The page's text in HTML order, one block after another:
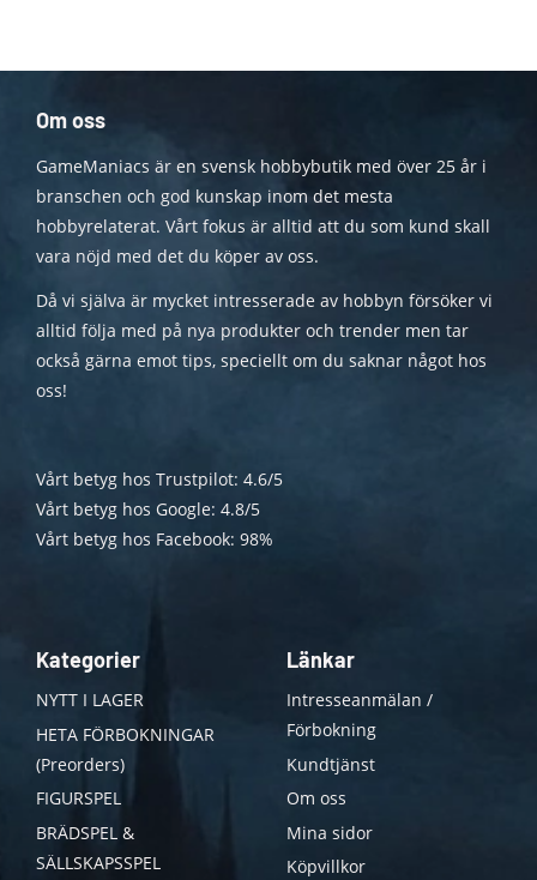
Om oss
GameManiacs är en svensk hobbybutik med över 25 år i
branschen och god kunskap inom det mesta
hobbyrelaterat. Vårt fokus är alltid att du som kund skall
vara nöjd med det du köper av oss.
Då vi själva är mycket intresserade av hobbyn försöker vi
alltid följa med på nya produkter och trender men tar
också gärna emot tips, speciellt om du saknar något hos
oss!
Vårt betyg hos Trustpilot: 4.6/5
Vårt betyg hos Google: 4.8/5
Vårt betyg hos Facebook: 98%
Kategorier
NYTT I LAGER
HETA FÖRBOKNINGAR
(Preorders)
FIGURSPEL
BRÄDSPEL &
SÄLLSKAPSSPEL
Länkar
Intresseanmälan /
Förbokning
Kundtjänst
Om oss
Mina sidor
Köpvillkor